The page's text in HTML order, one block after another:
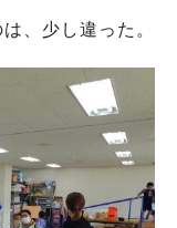
、少し違った。